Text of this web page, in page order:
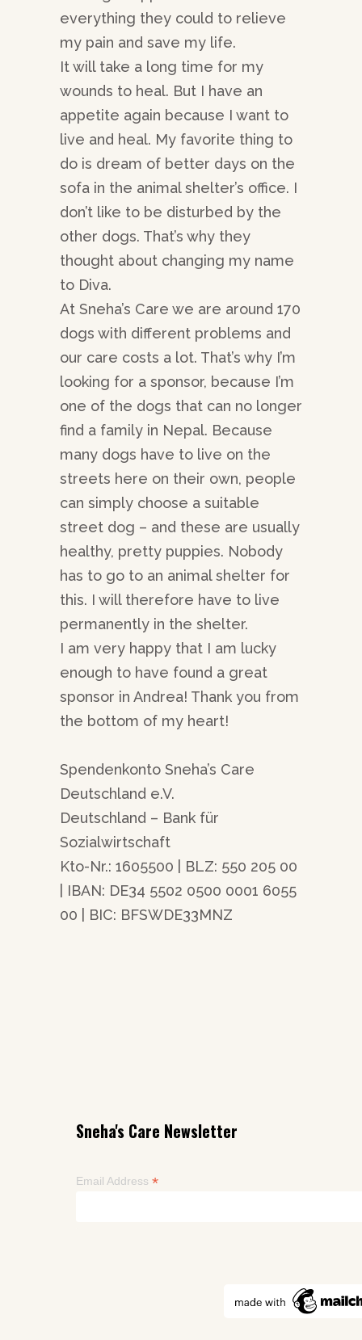
everything they could to relieve
my pain and save my life.
It will take a long time for my
wounds to heal. But I have an
appetite again because I want to
live and heal. My favorite thing to
do is dream of better days on the
sofa in the animal shelter’s office. I
don’t like to be disturbed by the
other dogs. That’s why they
thought about changing my name
to Diva.
At Sneha’s Care we are around 170
dogs with different problems and
our care costs a lot. That’s why I’m
looking for a sponsor, because I’m
one of the dogs that can no longer
find a family in Nepal. Because
many dogs have to live on the
streets here on their own, people
can simply choose a suitable
street dog – and these are usually
healthy, pretty puppies. Nobody
has to go to an animal shelter for
this. I will therefore have to live
permanently in the shelter.
I am very happy that I am lucky
enough to have found a great
sponsor in Andrea! Thank you from
the bottom of my heart!
Spendenkonto Sneha’s Care
Deutschland e.V.
Deutschland – Bank für
Sozialwirtschaft
Kto-Nr.: 1605500 | BLZ: 550 205 00
| IBAN: DE34 5502 0500 0001 6055
00 | BIC: BFSWDE33MNZ
Sneha's Care Newsletter
Email Address *